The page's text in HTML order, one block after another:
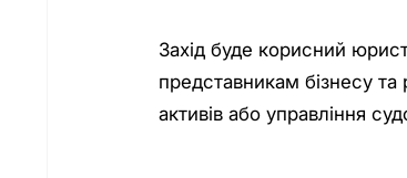
Захід буде корисний
представникам бізнесу
активів або управління